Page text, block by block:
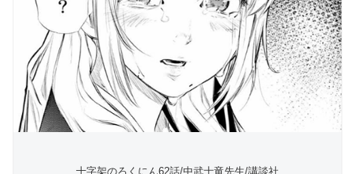
十字架のろくにん62話/中武士竜先生/講談社